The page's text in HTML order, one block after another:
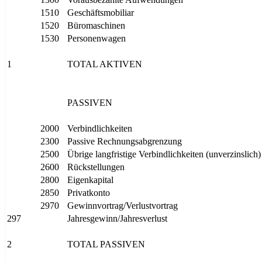
1510
Geschäftsmobiliar
1520
Büromaschinen
1530
Personenwagen
1 TOTAL AKTIVEN
PASSIVEN
2000 Verbindlichkeiten
2300
Passive Rechnungsabgrenzung
2500
Übrige langfristige Verbindlichkeiten (unverzinslich)
2600
Rückstellungen
2800
Eigenkapital
2850
Privatkonto
2970
Gewinnvortrag/Verlustvortrag
297
Jahresgewinn/Jahresverlust
2 TOTAL PASSIVEN